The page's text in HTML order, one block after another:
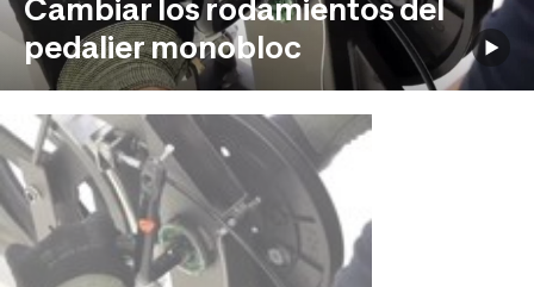
Cambiar los rodamientos del
pedalier monobloc